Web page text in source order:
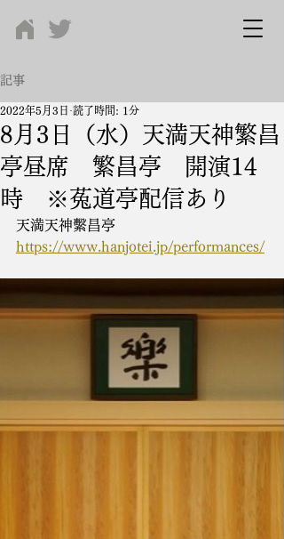
記事
8月3日（水）天満天神繁昌
亭昼席 繁昌亭 開演14
時 ※菟道亭配信あり
2022年5月3日 読了時間: 1分
天満天神繫昌亭
https://www.hanjotei.jp/performances/